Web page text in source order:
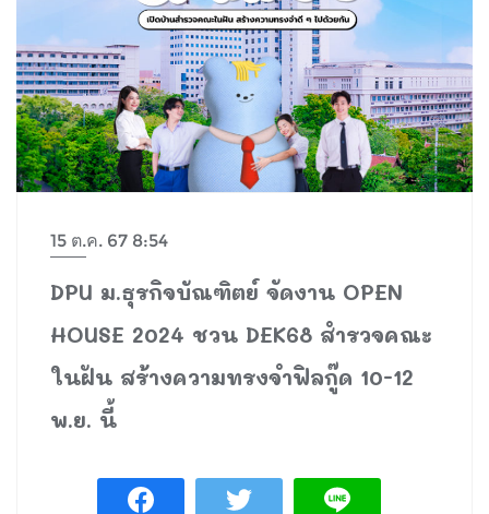
15 ต.ค. 67 8:54
DPU ม.ธุรกิจบัณฑิตย์ จัดงาน OPEN
HOUSE 2024 ชวน DEK68 สำรวจคณะ
ในฝัน สร้างความทรงจำฟิลกู๊ด 10-12
พ.ย. นี้